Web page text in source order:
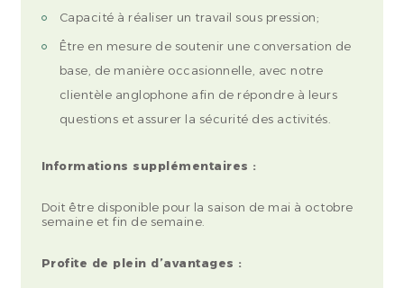
Capacité à réaliser un travail sous pression;
Être en mesure de soutenir une conversation de
base, de manière occasionnelle, avec notre
clientèle anglophone afin de répondre à leurs
questions et assurer la sécurité des activités.
Informations supplémentaires :
Doit être disponible pour la saison de mai à octobre
semaine et fin de semaine.
Profite de plein d’avantages :